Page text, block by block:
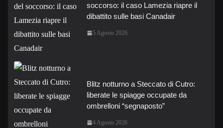
soccorso: il caso Lamezia riapre il
dibattito sulle basi Canadair
5 Agosto 2026
Blitz notturno a Steccato di Cutro:
liberate le spiagge occupate da
ombrelloni “segnaposto”
4 Agosto 2026